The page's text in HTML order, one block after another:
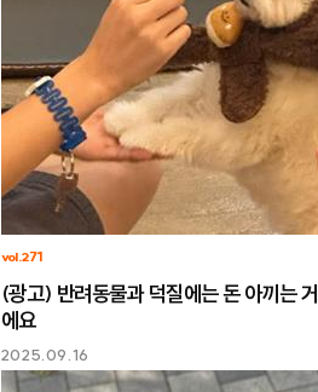
vol.271
(광고) 반려동물과 덕질에는 돈 아끼는
에요
2025.09.16